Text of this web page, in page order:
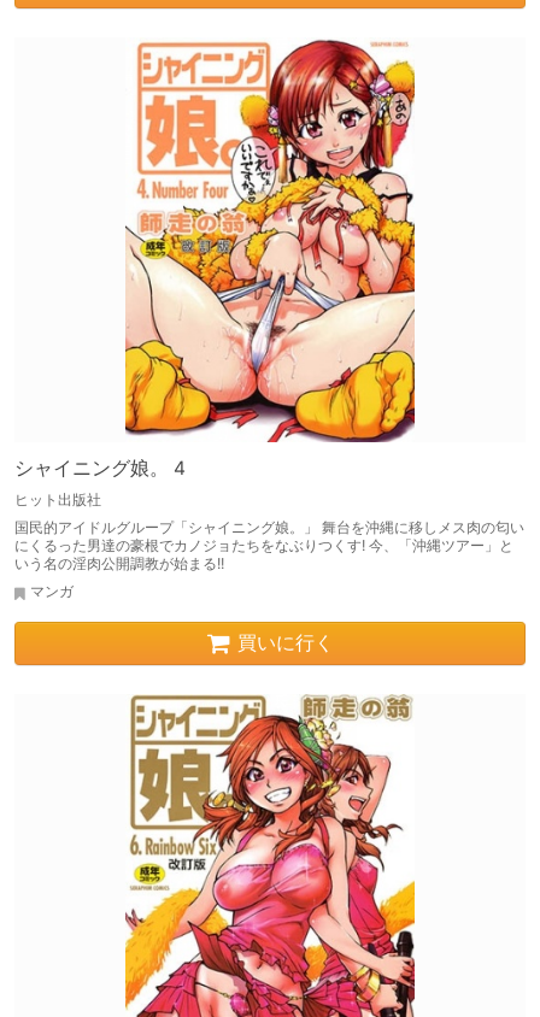
シャイニング娘。 4
ヒット出版社
国民的アイドルグループ「シャイニング娘。」 舞台を沖縄に移しメス肉の匂い
にくるった男達の豪根でカノジョたちをなぶりつくす! 今、「沖縄ツアー」と
いう名の淫肉公開調教が始まる!!
マンガ
買いに行く